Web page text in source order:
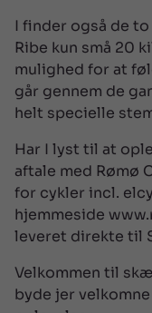
I finder også de
Ribe kun små 20
mulighed for at
går gennem de
helt specielle
Har I lyst til at
aftale med Rømø
for cykler incl.
hjemmeside
leveret direkte til
Velkommen til
byde jer